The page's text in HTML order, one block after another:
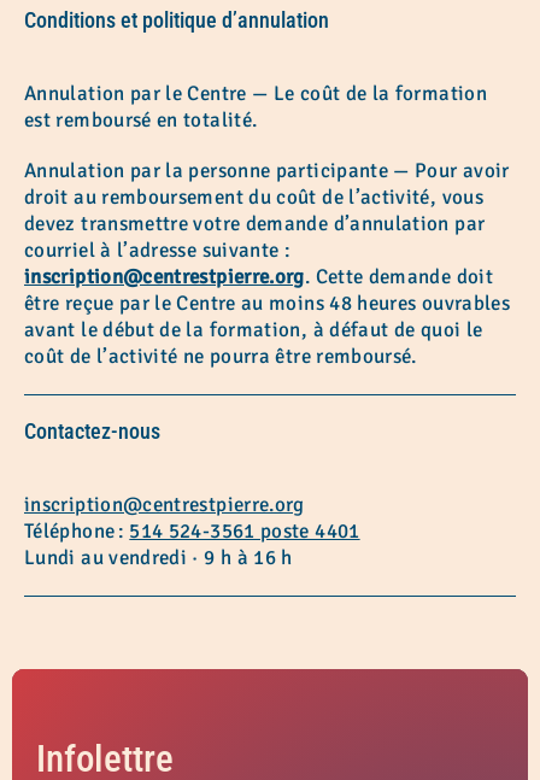
Conditions et politique d’annulation
Annulation par le Centre — Le coût de la formation
est remboursé en totalité.
Annulation par la personne participante — Pour avoir
droit au remboursement du coût de l’activité, vous
devez transmettre votre demande d’annulation par
courriel à l’adresse suivante :
inscription@centrestpierre.org. Cette demande doit
être reçue par le Centre au moins 48 heures ouvrables
avant le début de la formation, à défaut de quoi le
coût de l’activité ne pourra être remboursé.
Contactez-nous
inscription@centrestpierre.org
Téléphone : 514 524-3561 poste 4401
Lundi au vendredi · 9 h à 16 h
Infolettre